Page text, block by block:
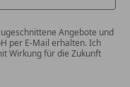
Rückenlehne
höhenverstellbar
Angebote und
per E-Mail erhalten. Ich
Wirkung für die Zukunft